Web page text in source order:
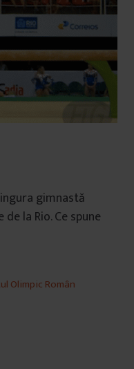
gimnastă
la Rio. Ce spune
Olimpic Român